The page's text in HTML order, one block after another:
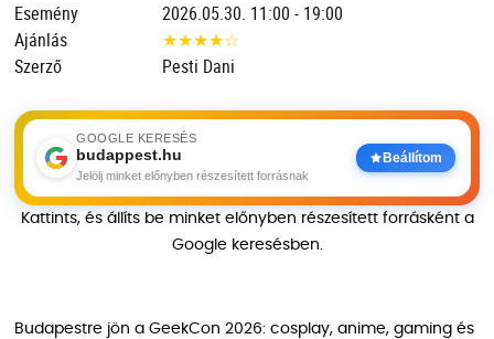
Esemény
2026.05.30. 11:00 - 19:00
Ajánlás
★★★★☆
Szerző
Pesti Dani
GOOGLE KERESÉS
budappest.hu
Jelölj minket előnyben részesített forrásnak
Beállítom
Kattints, és állíts be minket előnyben részesített forrásként a
Google keresésben.
Budapestre jön a GeekCon 2026: cosplay, anime, gaming és